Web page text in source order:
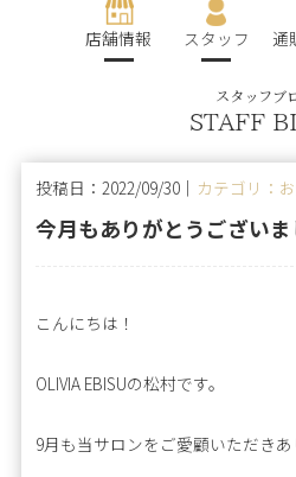
店舗情報 スタッフ 通
スタッフブ
STAFF
投稿日：2022/09/30｜ カテゴリ：
今月もありがとうございま
こんにちは！
OLIVIA EBISUの松村です。
9月も当サロンをご愛顧いただき